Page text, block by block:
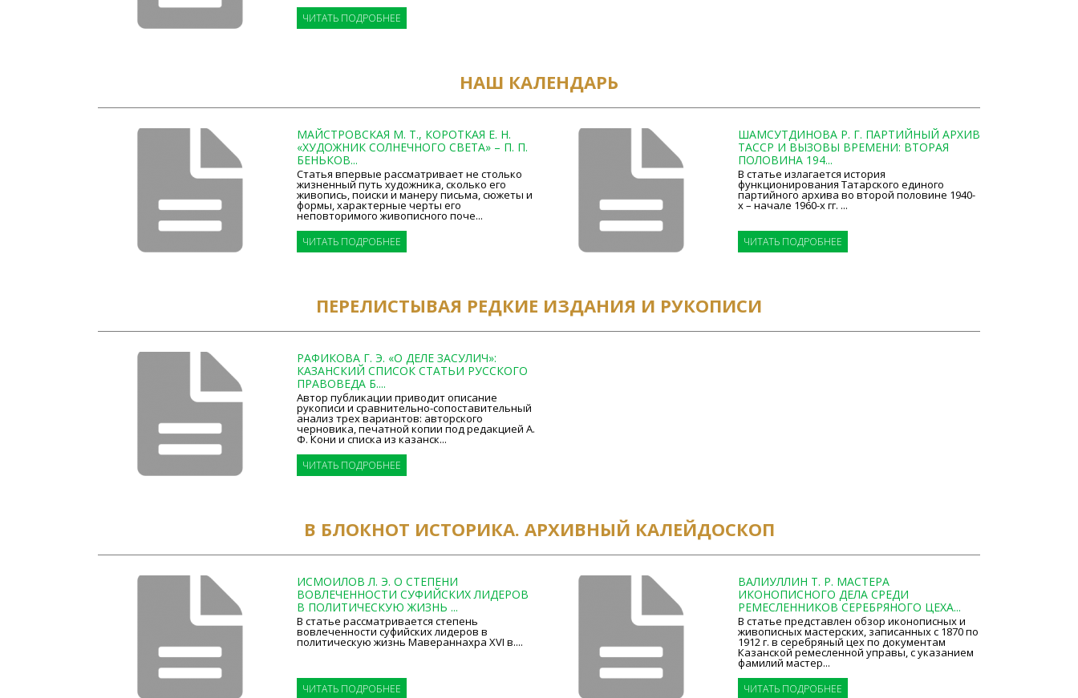
ЧИТАТЬ ПОДРОБНЕЕ
НАШ КАЛЕНДАРЬ
МАЙСТРОВСКАЯ М. Т., КОРОТКАЯ Е. Н.
«ХУДОЖНИК СОЛНЕЧНОГО СВЕТА» – П. П.
БЕНЬКОВ...
Статья впервые рассматривает не столько
жизненный путь художника, сколько его
живопись, поиски и манеру письма, сюжеты и
формы, характерные черты его
неповторимого живописного поче...
ЧИТАТЬ ПОДРОБНЕЕ
ШАМСУТДИНОВА Р. Г. ПАРТИЙНЫЙ АРХИВ
ТАССР И ВЫЗОВЫ ВРЕМЕНИ: ВТОРАЯ
ПОЛОВИНА 194...
В статье излагается история
функционирования Татарского единого
партийного архива во второй половине 1940-
х – начале 1960-х гг. ...
ЧИТАТЬ ПОДРОБНЕЕ
ПЕРЕЛИСТЫВАЯ РЕДКИЕ ИЗДАНИЯ И РУКОПИСИ
РАФИКОВА Г. Э. «О ДЕЛЕ ЗАСУЛИЧ»:
КАЗАНСКИЙ СПИСОК СТАТЬИ РУССКОГО
ПРАВОВЕДА Б....
Автор публикации приводит описание
рукописи и сравнительно-сопоставительный
анализ трех вариантов: авторского
черновика, печатной копии под редакцией А.
Ф. Кони и списка из казанск...
ЧИТАТЬ ПОДРОБНЕЕ
В БЛОКНОТ ИСТОРИКА. АРХИВНЫЙ КАЛЕЙДОСКОП
ИСМОИЛОВ Л. Э. О СТЕПЕНИ
ВОВЛЕЧЕННОСТИ СУФИЙСКИХ ЛИДЕРОВ
В ПОЛИТИЧЕСКУЮ ЖИЗНЬ ...
В статье рассматривается степень
вовлеченности суфийских лидеров в
политическую жизнь Мавераннахра XVI в....
ЧИТАТЬ ПОДРОБНЕЕ
ВАЛИУЛЛИН Т. Р. МАСТЕРА
ИКОНОПИСНОГО ДЕЛА СРЕДИ
РЕМЕСЛЕННИКОВ СЕРЕБРЯНОГО ЦЕХА...
В статье представлен обзор иконописных и
живописных мастерских, записанных с 1870 по
1912 г. в серебряный цех по документам
Казанской ремесленной управы, с указанием
фамилий мастер...
ЧИТАТЬ ПОДРОБНЕЕ